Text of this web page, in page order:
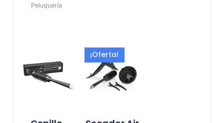
Peluquería
¡Oferta!
original
era:
El
precio
actual
es:
118,35 €.